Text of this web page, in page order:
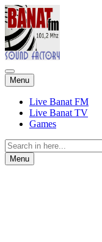
Menu Skip
to
content
Live Banat FM
Live Banat TV
Games
Search
for:Menu Skip
to